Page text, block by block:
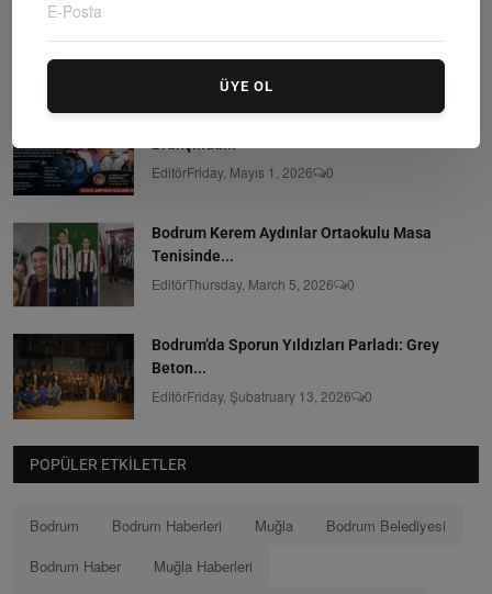
EditörFriday, Mayıs 1, 2026 0
EditörFriday, Mayıs 1, 2026 0
Bodrum Kerem Aydınlar Ortaokulu Masa
Tenisinde...
EditörThursday, March 5, 2026 0
Bodrum’da Sporun Yıldızları Parladı: Grey
Beton...
EditörFriday, Şubatruary 13, 2026 0
POPÜLER ETKILETLER
Bodrum Bodrum Haberleri Muğla
Bodrum Belediyesi
Bodrum Haber
Muğla Haberleri
ÜYE OL